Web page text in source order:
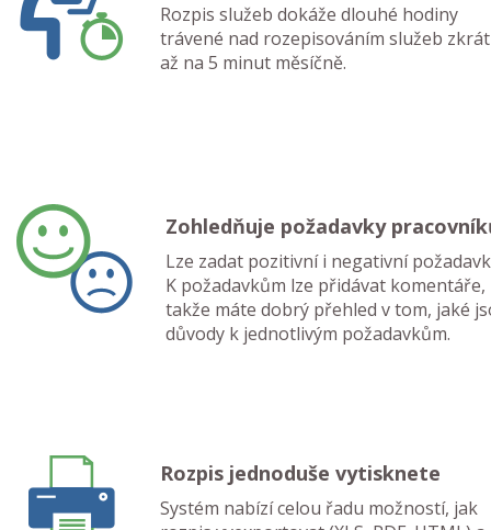
Rozpis služeb dokáže dlouhé hodiny
trávené nad rozepisováním služeb
až na 5 minut měsíčně.
Zohledňuje požadavky
Lze zadat pozitivní i negativní
K požadavkům lze přidávat komentáře,
takže máte dobrý přehled v tom, jaké
důvody k jednotlivým požadavkům.
Rozpis jednoduše vytisknete
Systém nabízí celou řadu možností, jak